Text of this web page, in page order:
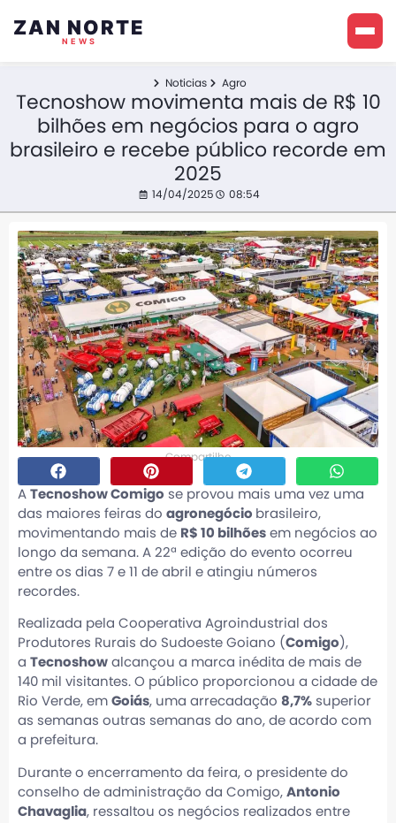
ZAN NORTE
NEWS
Noticias Agro
Tecnoshow movimenta mais de R$ 10
bilhões em negócios para o agro
brasileiro e recebe público recorde em
2025
14/04/2025 08:54
Compartilhe
A Tecnoshow Comigo se provou mais uma vez uma
das maiores feiras do agronegócio brasileiro,
movimentando mais de R$ 10 bilhões em negócios ao
longo da semana. A 22ª edição do evento ocorreu
entre os dias 7 e 11 de abril e atingiu números
recordes.
Realizada pela Cooperativa Agroindustrial dos
Produtores Rurais do Sudoeste Goiano ( Comigo ),
a Tecnoshow alcançou a marca inédita de mais de
140 mil visitantes. O público proporcionou a cidade de
Rio Verde, em Goiás, uma arrecadação 8,7% superior
as semanas outras semanas do ano, de acordo com
a prefeitura.
Durante o encerramento da feira, o presidente do
conselho de administração da Comigo, Antonio
Chavaglia, ressaltou os negócios realizados entre